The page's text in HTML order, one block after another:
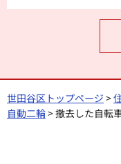
世田谷区トップページ >
自動二輪> 撤去した自転